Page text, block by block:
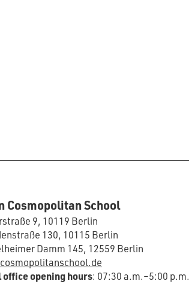
Cosmopolitan School
9, 10119 Berlin
130, 10115 Berlin
Damm 145, 12559 Berlin
office opening hours: 07:30 a.m.–5:00 p.m.